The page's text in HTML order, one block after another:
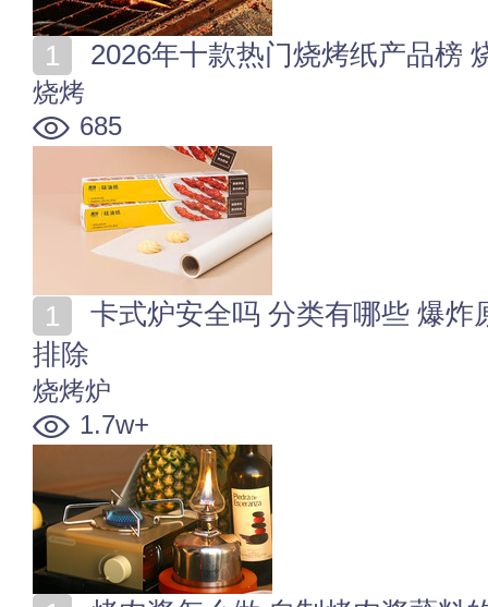
2026年十款热门烧烤纸产品榜
烧烤
685
排除
烧烤炉
1.7w+